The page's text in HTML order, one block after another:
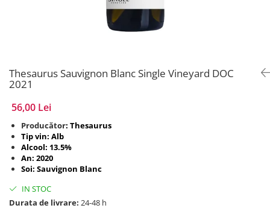
Thesaurus Sauvignon Blanc Single Vineyard DOC
2021
56,00 Lei
Producător: Thesaurus
Tip vin: Alb
Alcool: 13.5%
An: 2020
Soi: Sauvignon Blanc
IN STOC
Durata de livrare: 24-48 h